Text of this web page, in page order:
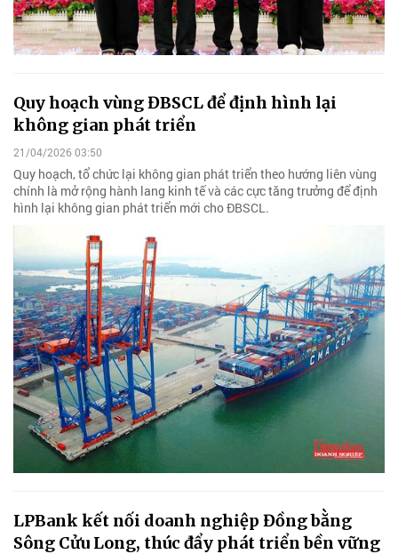
Quy hoạch vùng ĐBSCL để định hình lại
không gian phát triển
21/04/2026 03:50
Quy hoạch, tổ chức lại không gian phát triển theo hướng liên vùng
chính là mở rộng hành lang kinh tế và các cực tăng trưởng để định
hình lại không gian phát triển mới cho ĐBSCL.
LPBank kết nối doanh nghiệp Đồng bằng
Sông Cửu Long, thúc đẩy phát triển bền vững